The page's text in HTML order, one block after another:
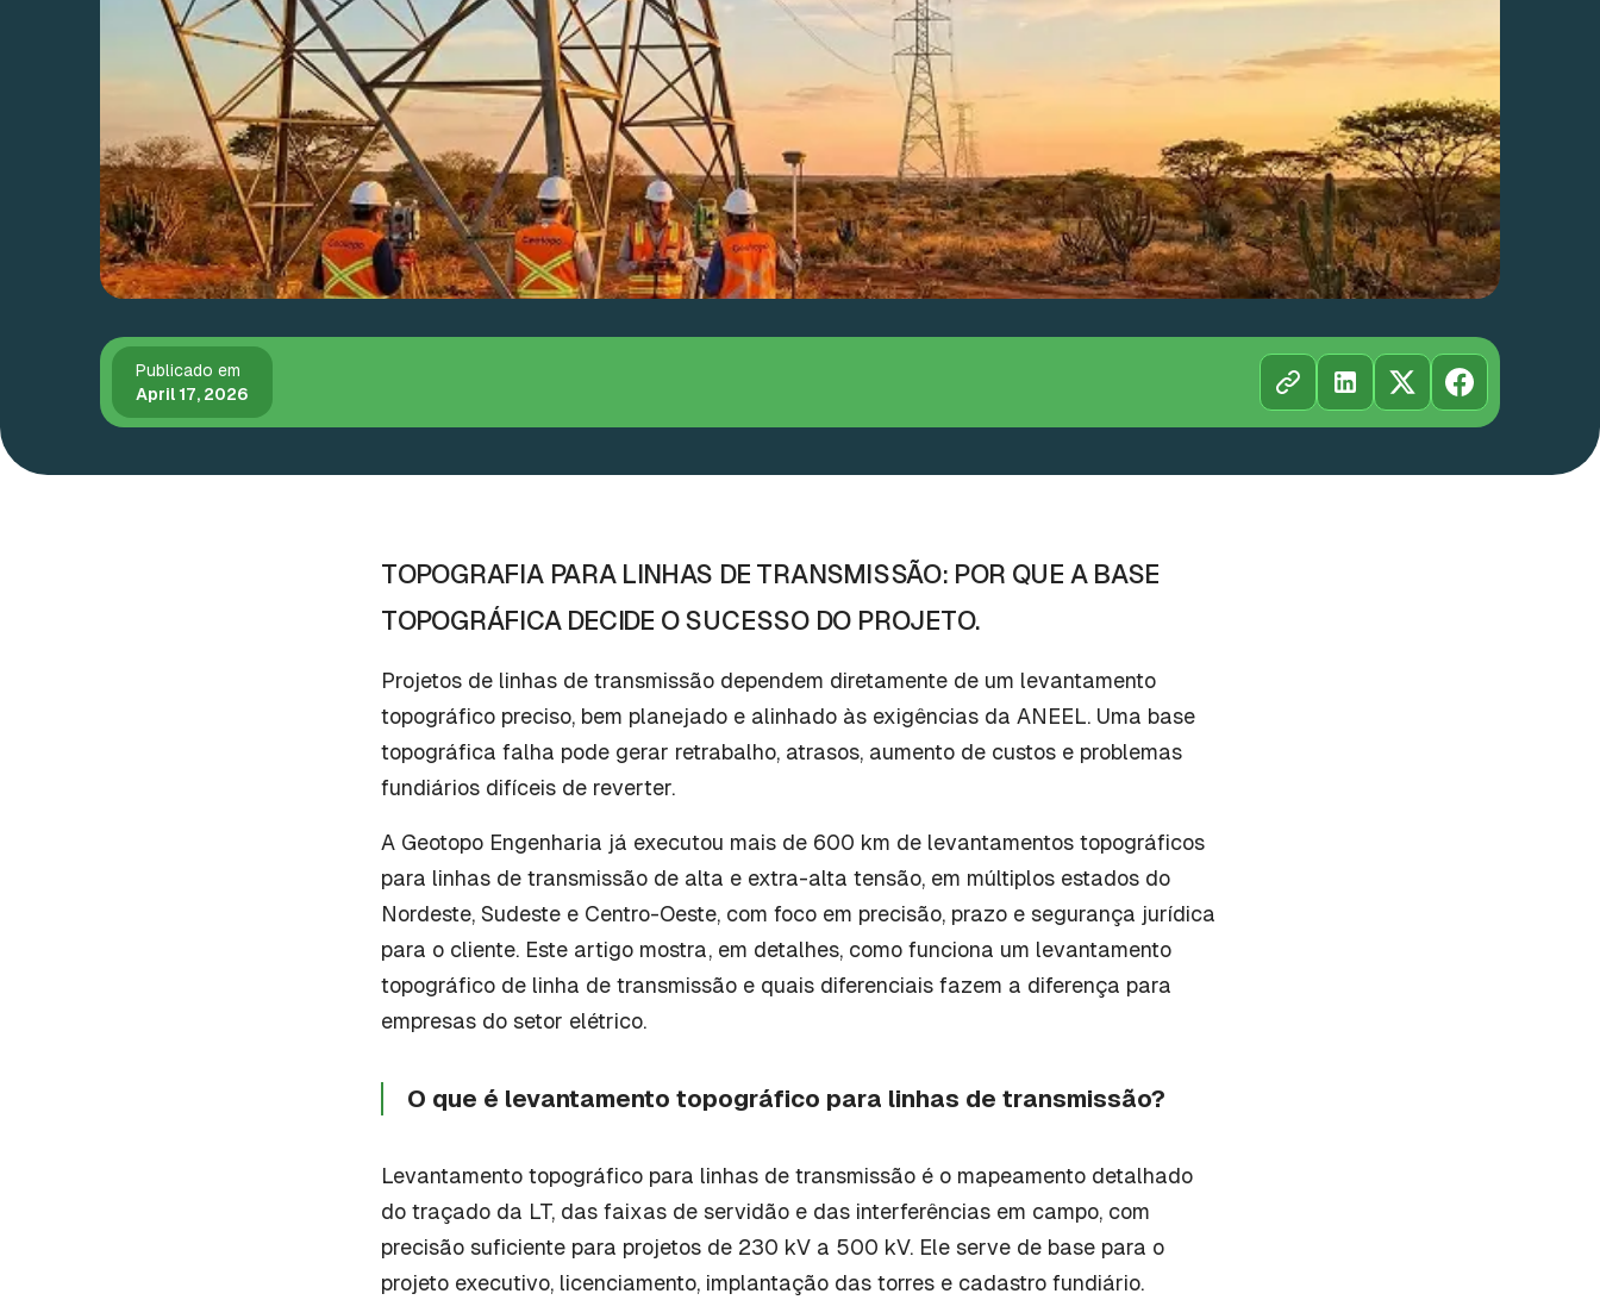
Publicado em
April 17, 2026
TOPOGRAFIA PARA LINHAS DE TRANSMISSÃO: POR QUE A BASE
TOPOGRÁFICA DECIDE O SUCESSO DO PROJETO.
Projetos de linhas de transmissão dependem diretamente de um levantamento
topográfico preciso, bem planejado e alinhado às exigências da ANEEL. Uma base
topográfica falha pode gerar retrabalho, atrasos, aumento de custos e problemas
fundiários difíceis de reverter.
A Geotopo Engenharia já executou mais de 600 km de levantamentos topográficos
para linhas de transmissão de alta e extra-alta tensão, em múltiplos estados do
Nordeste, Sudeste e Centro-Oeste, com foco em precisão, prazo e segurança jurídica
para o cliente. Este artigo mostra, em detalhes, como funciona um levantamento
topográfico de linha de transmissão e quais diferenciais fazem a diferença para
empresas do setor elétrico.
O que é levantamento topográfico para linhas de transmissão?
Levantamento topográfico para linhas de transmissão é o mapeamento detalhado
do traçado da LT, das faixas de servidão e das interferências em campo, com
precisão suficiente para projetos de 230 kV a 500 kV. Ele serve de base para o
projeto executivo, licenciamento, implantação das torres e cadastro fundiário.